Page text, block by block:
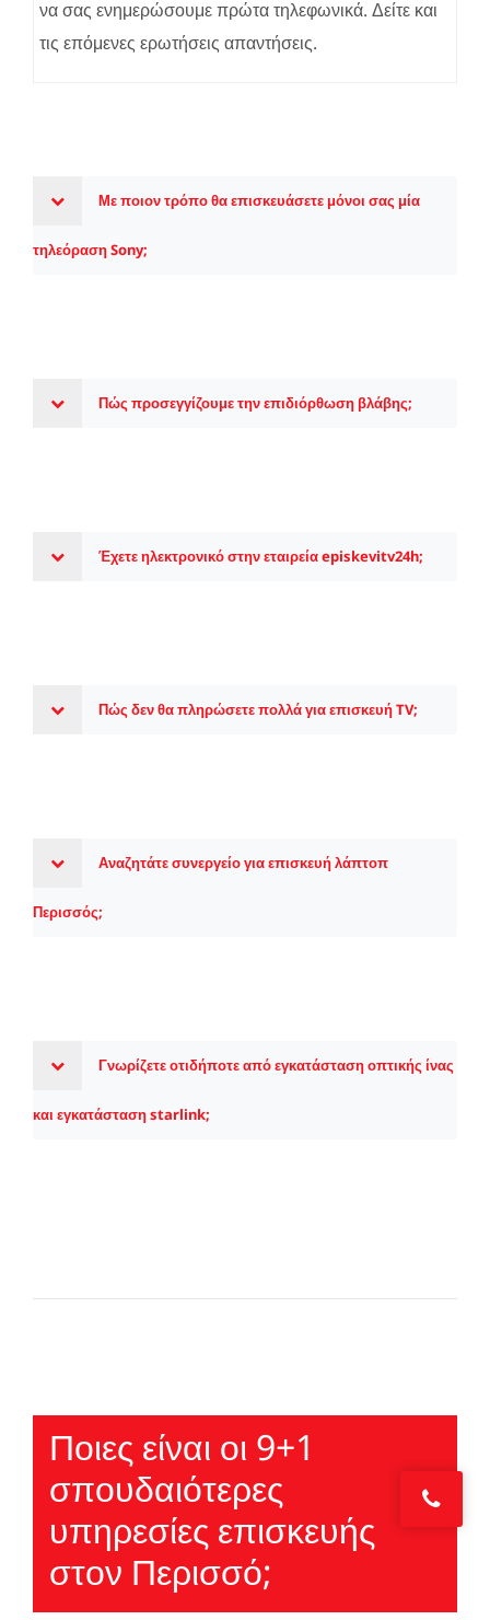
να σας ενημερώσουμε πρώτα τηλεφωνικά. Δείτε και
τις επόμενες ερωτήσεις απαντήσεις.
Με ποιον τρόπο θα επισκευάσετε μόνοι σας μία
τηλεόραση Sony;
Πώς προσεγγίζουμε την επιδιόρθωση βλάβης;
Έχετε ηλεκτρονικό στην εταιρεία episkevitv24h;
Πώς δεν θα πληρώσετε πολλά για επισκευή TV;
Αναζητάτε συνεργείο για επισκευή λάπτοπ
Περισσός;
Γνωρίζετε οτιδήποτε από εγκατάσταση οπτικής ίνας
και εγκατάσταση starlink;
Ποιες είναι οι 9+1
σπουδαιότερες
υπηρεσίες επισκευής
στον Περισσό;